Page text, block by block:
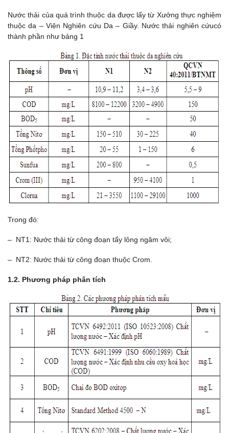
Nước thải của quá trình thuộc da được lấy từ Xưởng thực nghiệm
thuộc da – Viện Nghiên cứu Da – Giầy. Nước thải nghiên cứucó
thành phần như bảng 1
Trong đó:
– NT1: Nước thải từ công đoạn tẩy lông ngâm vôi;
– NT2: Nước thải từ công đoạn thuộc Crom.
1.2. Phương pháp phân tích